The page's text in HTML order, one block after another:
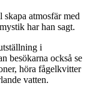
atmosfär med
har han sagt.
i
besökarna också se
höra fågelkvitter
vatten.